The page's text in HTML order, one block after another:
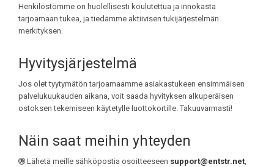
Henkilöstömme on huolellisesti koulutettua ja innokasta
tarjoamaan tukea, ja tiedämme aktiivisen tukijärjestelmän
merkityksen.
Hyvitysjärjestelmä
Jos olet tyytymätön tarjoamaamme asiakastukeen ensimmäisen
palvelukuukauden aikana, voit saada hyvityksen alkuperäisen
ostoksen tekemiseen käytetylle luottokortille. Takuuvarmasti!
Näin saat meihin yhteyden
Lähetä meille sähköpostia osoitteeseen support@entstr.net,